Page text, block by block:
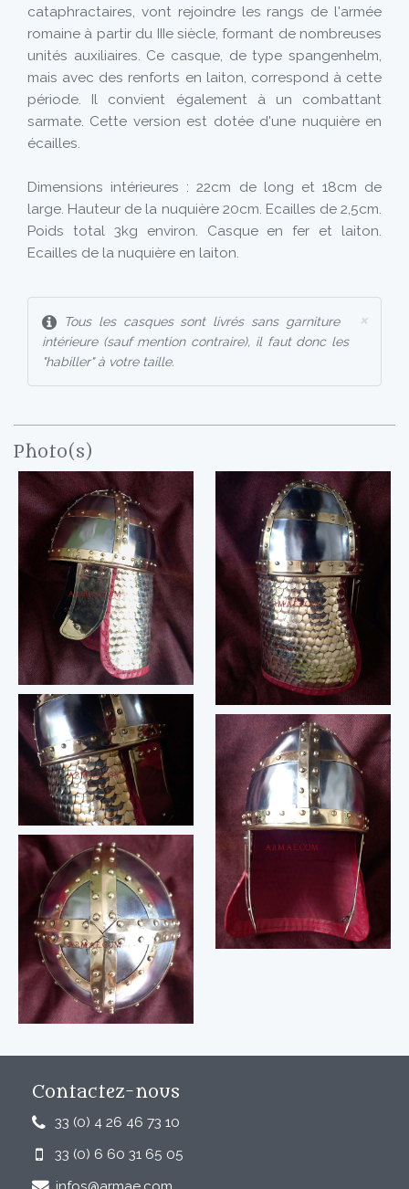
cataphractaires, vont rejoindre les rangs de l'armée
romaine à partir du IIIe siècle, formant de nombreuses
unités auxiliaires. Ce casque, de type spangenhelm,
mais avec des renforts en laiton, correspond à cette
période. Il convient également à un combattant
sarmate. Cette version est dotée d'une nuquière en
écailles.
Dimensions intérieures : 22cm de long et 18cm de
large. Hauteur de la nuquière 20cm. Ecailles de 2,5cm.
Poids total 3kg environ. Casque en fer et laiton.
Ecailles de la nuquière en laiton.
×
Tous les casques sont livrés sans garniture
intérieure (sauf mention contraire), il faut donc les
"habiller" à votre taille.
Photo(s)
Contactez-nous
33 (0) 4 26 46 73 10
33 (0) 6 60 31 65 05